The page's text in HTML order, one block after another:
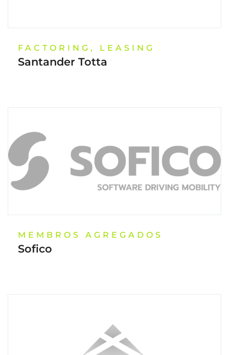
FACTORING, LEASING
Santander Totta
MEMBROS AGREGADOS
Sofico